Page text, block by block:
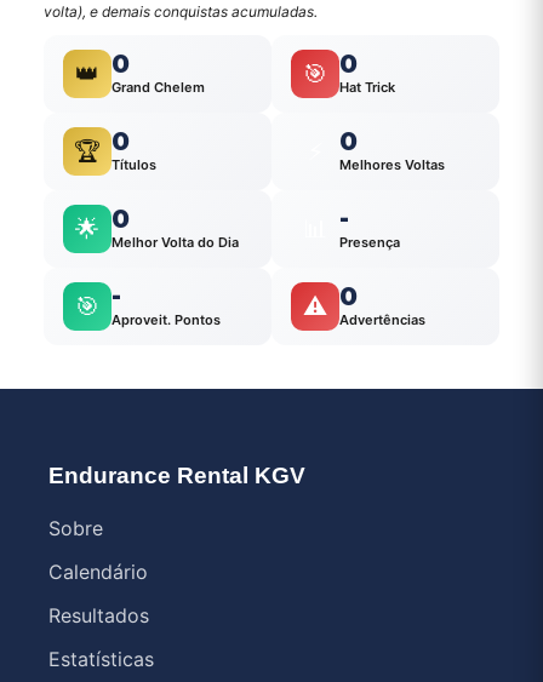
volta), e demais conquistas acumuladas.
👑 0
Grand Chelem 🎯 0
Hat Trick
🏆 0
Títulos
0
Melhores Voltas
🌟 0
Melhor Volta do Dia
-
Presença
🎯 -
Aproveit. Pontos ⚠️ 0
Advertências
Endurance Rental KGV
Sobre
Calendário
Resultados
Estatísticas